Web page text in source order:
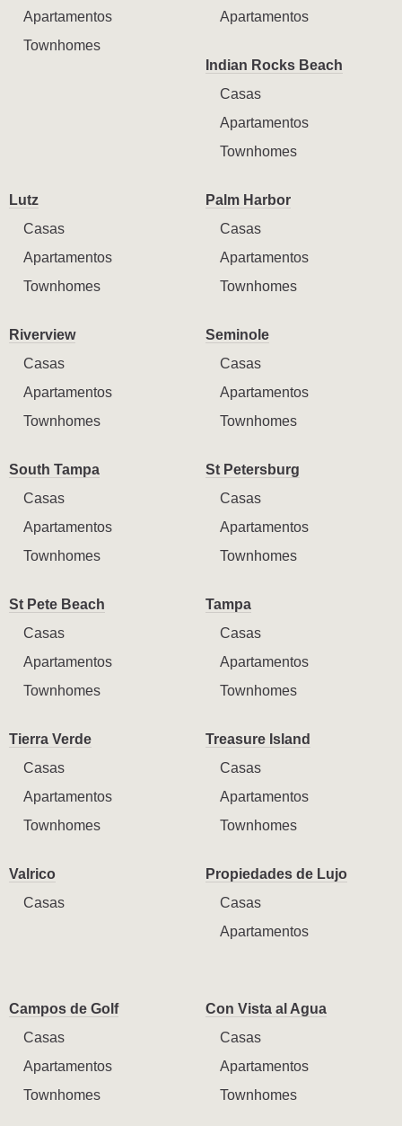
Apartamentos
Townhomes
Apartamentos
Indian Rocks Beach
Casas
Apartamentos
Townhomes
Lutz
Casas
Apartamentos
Townhomes
Palm Harbor
Casas
Apartamentos
Townhomes
Riverview
Casas
Apartamentos
Townhomes
Seminole
Casas
Apartamentos
Townhomes
South Tampa
Casas
Apartamentos
Townhomes
St Petersburg
Casas
Apartamentos
Townhomes
St Pete Beach
Casas
Apartamentos
Townhomes
Tampa
Casas
Apartamentos
Townhomes
Tierra Verde
Casas
Apartamentos
Townhomes
Treasure Island
Casas
Apartamentos
Townhomes
Valrico
Casas
Propiedades de Lujo
Casas
Apartamentos
Campos de Golf
Casas
Apartamentos
Townhomes
Con Vista al Agua
Casas
Apartamentos
Townhomes